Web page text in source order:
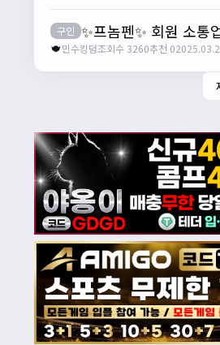
구인 ✨프놈펜✨ 회원 소통
민수킹덤조회수 3260추천 0